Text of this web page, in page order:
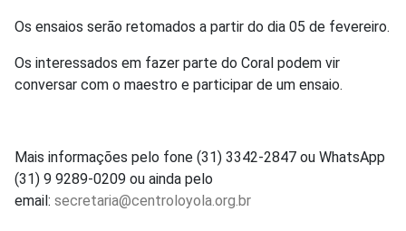
Os ensaios serão retomados a partir do dia 05 de fevereiro.
Os interessados em fazer parte do Coral podem vir
conversar com o maestro e participar de um ensaio.
Mais informações pelo fone (31) 3342-2847 ou WhatsApp
(31) 9 9289-0209 ou ainda pelo
email: secretaria@centroloyola.org.br